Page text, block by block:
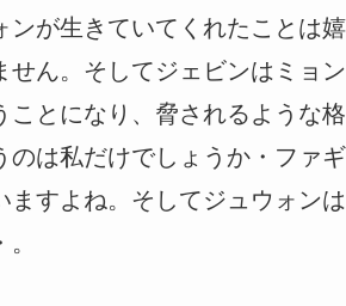
ンが生きていてくれたことは
せん。そしてジェビンはミョ
ことになり、脅されるような
のは私だけでしょうか・ファ
ますよね。そしてジュウォン